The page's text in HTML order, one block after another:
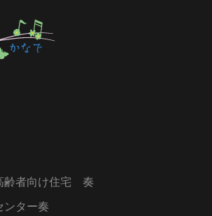
齢者向け住宅 奏
ンター奏